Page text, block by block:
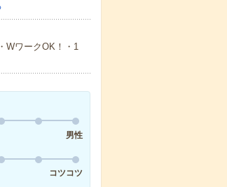
WワークOK！・1
男性
コツコツ